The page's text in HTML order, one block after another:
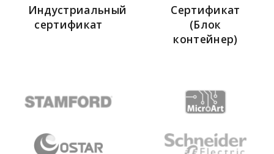
Индустриальный
сертификат
Сертификат
(Блок
контейнер)